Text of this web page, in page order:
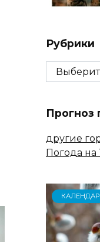
Рубрики
Рубрики
Прогноз
другие
Погода на